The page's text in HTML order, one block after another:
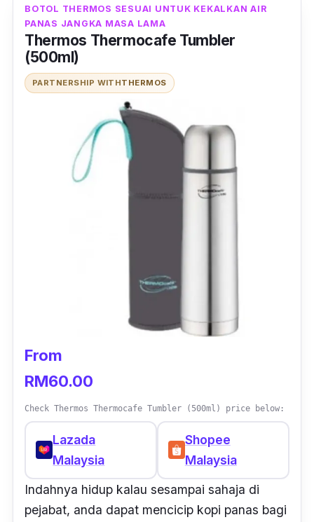
BOTOL THERMOS SESUAI UNTUK KEKALKAN AIR
PANAS JANGKA MASA LAMA
Thermos Thermocafe Tumbler
(500ml)
PARTNERSHIP WITHTHERMOS
From
RM60.00
Check Thermos Thermocafe Tumbler (500ml) price below:
Lazada
Malaysia
Shopee
Malaysia
Indahnya hidup kalau sesampai sahaja di
pejabat, anda dapat mencicip kopi panas bagi